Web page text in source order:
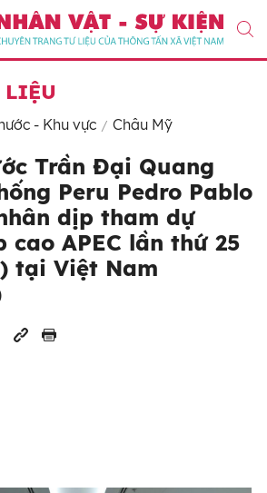
LIỆU
- Khu vực Châu Mỹ
Trần Đại Quang
Peru Pedro Pablo
dịp tham dự
cao APEC lần thứ 25
tại Việt Nam